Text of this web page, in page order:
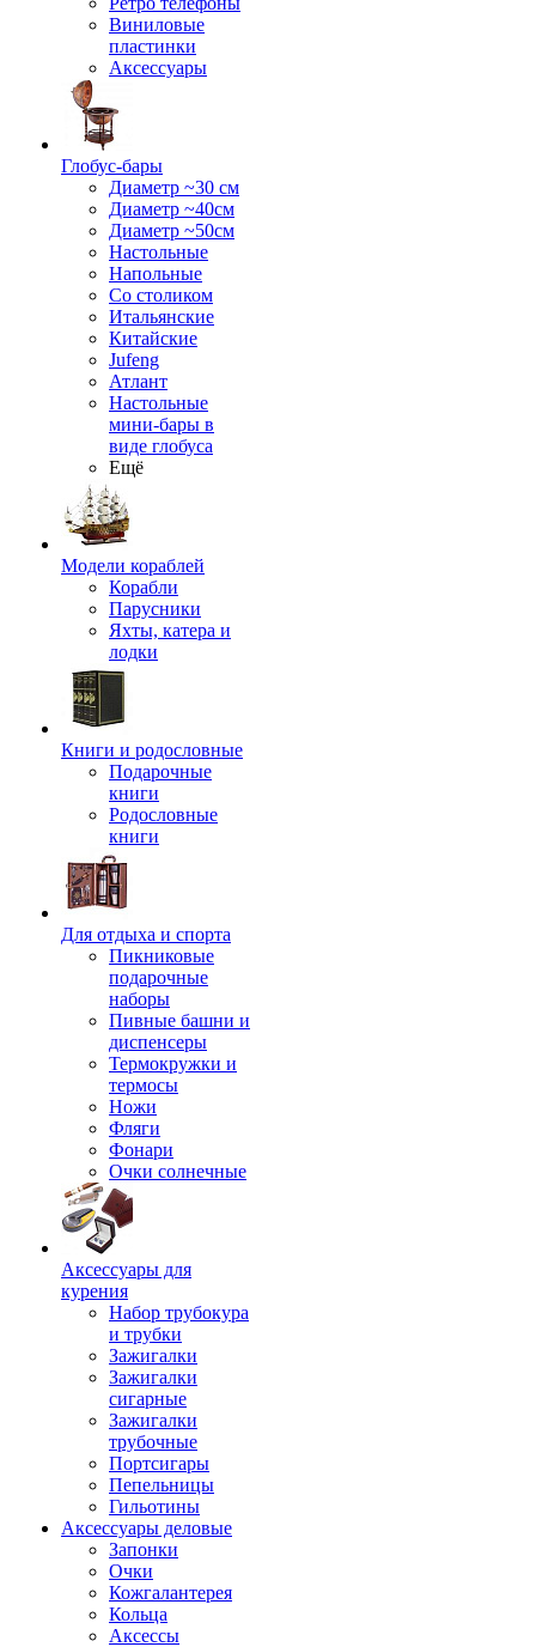
Виниловые
пластинки
Аксессуары
Глобус-бары
Диаметр ~30 см
Диаметр ~40см
Диаметр ~50см
Настольные
Напольные
Со столиком
Итальянские
Китайские
Jufeng
Атлант
Настольные
мини-бары в
виде глобуса
Ещё
Модели кораблей
Корабли
Парусники
Яхты, катера и
лодки
Книги и родословные
Подарочные
книги
Родословные
книги
Для отдыха и спорта
Пикниковые
подарочные
наборы
Пивные башни и
диспенсеры
Термокружки и
термосы
Ножи
Фляги
Фонари
Очки солнечные
Аксессуары для
курения
Набор трубокура
и трубки
Зажигалки
Зажигалки
сигарные
Зажигалки
трубочные
Портсигары
Пепельницы
Гильотины
Аксессуары деловые
Запонки
Очки
Кожгалантерея
Кольца
Аксессы